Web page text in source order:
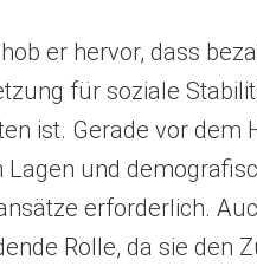
er hervor, dass
für soziale
ist. Gerade vor dem
Lagen und
erforderlich.
Rolle, da sie den